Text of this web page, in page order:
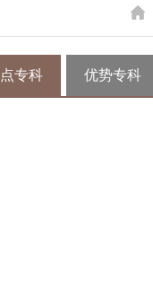
专科 优势专科